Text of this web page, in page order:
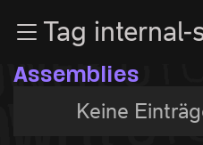
Zum InhaltTag internal-
Assemblies
Keine